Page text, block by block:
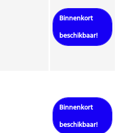
Binnenkort
beschikbaar!
Binnenkort
beschikbaar!